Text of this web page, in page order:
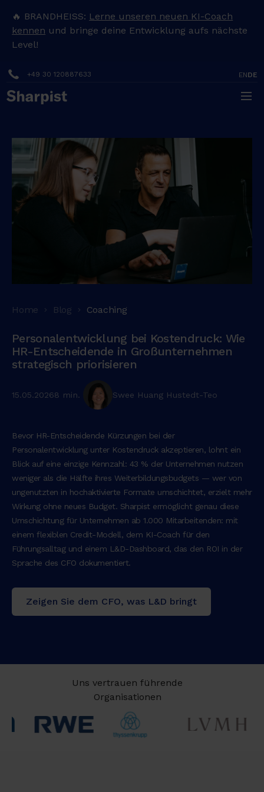
🔥 BRANDHEISS: Lerne unseren neuen KI-Coach
kennen und bringe deine Entwicklung aufs nächste
Level!
+49 30 120887633 ENDE
Home Blog Coaching
Personalentwicklung bei Kostendruck: Wie
HR-Entscheidende in Großunternehmen
strategisch priorisieren
15.05.20268 min. Swee Huang Hustedt-Teo
Bevor HR-Entscheidende Kürzungen bei der
Personalentwicklung unter Kostendruck akzeptieren, lohnt ein
Blick auf eine einzige Kennzahl: 43 % der Unternehmen nutzen
weniger als die Hälfte ihres Weiterbildungsbudgets — wer von
ungenutzten in hochaktivierte Formate umschichtet, erzielt mehr
Wirkung ohne neues Budget. Sharpist ermöglicht genau diese
Umschichtung für Unternehmen ab 1.000 Mitarbeitenden: mit
einem flexiblen Credit-Modell, dem KI-Coach für den
Führungsalltag und einem L&D-Dashboard, das den ROI in der
Sprache des CFO dokumentiert.
Zeigen Sie dem CFO, was L&D bringt
Uns vertrauen führende
Organisationen